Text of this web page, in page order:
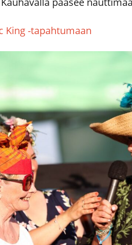
King -tapahtumaan